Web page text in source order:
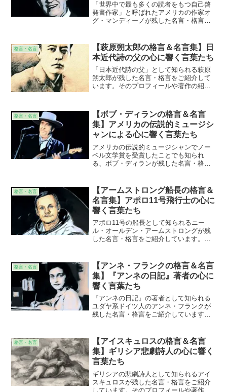
「世界中で最も多くの読者をもつ自己啓
発書作家」と呼ばれたアメリカの作家オ
グ・マンディーノが残した名言・格言を
意味することの解説も施しています。個
人的な意見、感想なども添えていますの
で、より身近に感じて頂けることと思い
ます。
格言・名言
【萩原朔太郎の格言＆名言集】日
本近代詩の父の心に響く言葉たち
「日本近代詩の父」として知られる萩原
朔太郎が残した名言・格言をご紹介して
います。そのプロフィールや著作の紹介
見、感想なども添えていますので、より
身近に感じて頂けることと思います。
格言・名言
【ボブ・ディランの格言＆名言
集】アメリカの伝説的ミュージシ
ャンによる心に響く言葉たち
アメリカの伝説的ミュージシャンでノー
ベル文学賞を受賞したことでも知られ
る、ボブ・ディランが残した名言・格言
が意味することの解説も施しています。
個人的な意見、感想なども添えています
ので、より身近に感じて頂けることと思
います。
格言・名言
【アームストロング船長の格言＆
名言集】アポロ11号飛行士の心に
響く言葉たち
アポロ11号の船長として知られるニー
ル・オールデン・アームストロングが残
した名言・格言をご紹介しています。そ
施しています。個人的な意見、感想など
も添えていますので、より身近に感じて
頂けることと思います。
格言・名言
【アンネ・フランクの格言＆名言
集】『アンネの日記』著者の心に
響く言葉たち
『アンネの日記』の著者として知られる
ユダヤ系ドイツ人のアンネ・フランクが
残した名言・格言をご紹介しています。
説も施しています。個人的な意見、感想
なども添えていますので、より身近に感
じて頂けることと思います。
格言・名言
【アイスキュロスの格言＆名言
集】ギリシア悲劇詩人の心に響く
言葉たち
ギリシアの悲劇詩人として知られるアイ
スキュロスが残した名言・格言をご紹介
しています。そのプロフィールや著作の